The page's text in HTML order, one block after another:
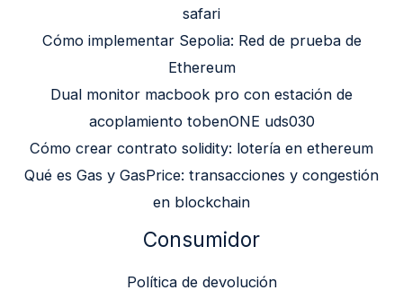
safari
Cómo implementar Sepolia: Red de prueba de
Ethereum
Dual monitor macbook pro con estación de
acoplamiento tobenONE uds030
Cómo crear contrato solidity: lotería en ethereum
Qué es Gas y GasPrice: transacciones y congestión
en blockchain
Consumidor
Política de devolución